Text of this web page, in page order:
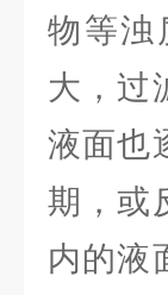
物等浊
大，过
液面也
期，或
内的液